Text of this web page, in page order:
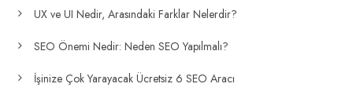
UX ve UI Nedir, Arasındaki Farklar Nelerdir?
SEO Önemi Nedir: Neden SEO Yapılmalı?
İşinize Çok Yarayacak Ücretsiz 6 SEO Aracı